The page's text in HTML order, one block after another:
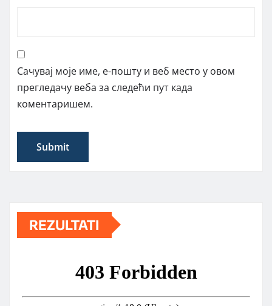
Сачувај моје име, е-пошту и веб место у овом
прегледачу веба за следећи пут када
коментаришем.
REZULTATI